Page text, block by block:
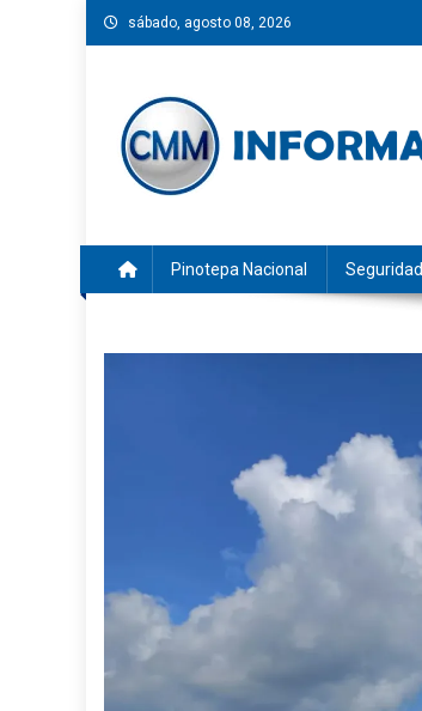
Saltar
al
sábado, agosto 08, 2026
Pinotepa Nacional Seguridad